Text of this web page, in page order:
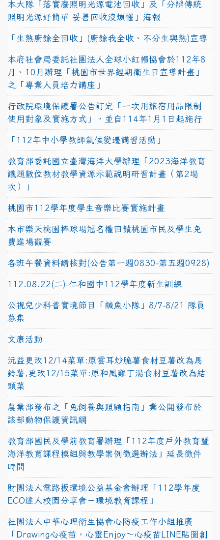
本大隊「落實廢照明光源電池回收」及「分辨傳統
照明光源好簡單 妥善回收沒煩惱」海報
「生熟廚餘全回收」(廚餘我全收、不分生與熟)宣導
本府社會局委託社團法人全球小紅帽協會於112年8
月、10月辦理「桃園市世界經期衛生日宣導計畫」
之「專業人員培力講座」
行政院環境保護署公告訂定「一次用旅宿用品限制
使用對象及實施方式」，並自114年1月1日起施行
「112年中小學教師氣候變遷講習活動」
教育部委託國立臺灣海洋大學辦理「2023海洋教育
議題數位教材教學資源示範說明研習計畫（第2場
次）」
桃園市112學年度學生音樂比賽實施計畫
本市樂天桃園棒球場冠名權回饋桃園市民及學生免
費進場觀賽
各班午餐資料請核對(公告第一週0830-第五週0928)
112.08.22(二)-仁和國中112學年度新生訓練
公視兒少科普實境節目「鹹魚小隊」8/7-8/21 隊員
募集
文康活動
沅益更改12/14菜單:原雲耳炒脆薯食材豆薯改為馬
鈴薯,更改12/15菜單:原和風雞丁湯食材豆薯改為結
頭菜
農業部發布之「兔飼養與照顧指南」業公開發布於
該部動物保護資訊網
教育部國民及學前教育署辦理「112年度戶外教育暨
海洋教育課程模組與教學案例徵選辦法」延長徵件
時間
財團法人電路板環境公益基金會辦理「112學年度
ECO達人校園分享會－環境教育課程」
社團法人中華心理衛生協會心防疫工作小組推廣
「Drawing心疫苗，心靈Enjoy〜心疫苗LINE貼圖創